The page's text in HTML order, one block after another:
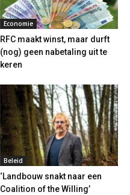
Economie
RFC maakt winst, maar durft
(nog) geen nabetaling uit te
keren
Beleid
‘Landbouw snakt naar een
Coalition of the Willing’